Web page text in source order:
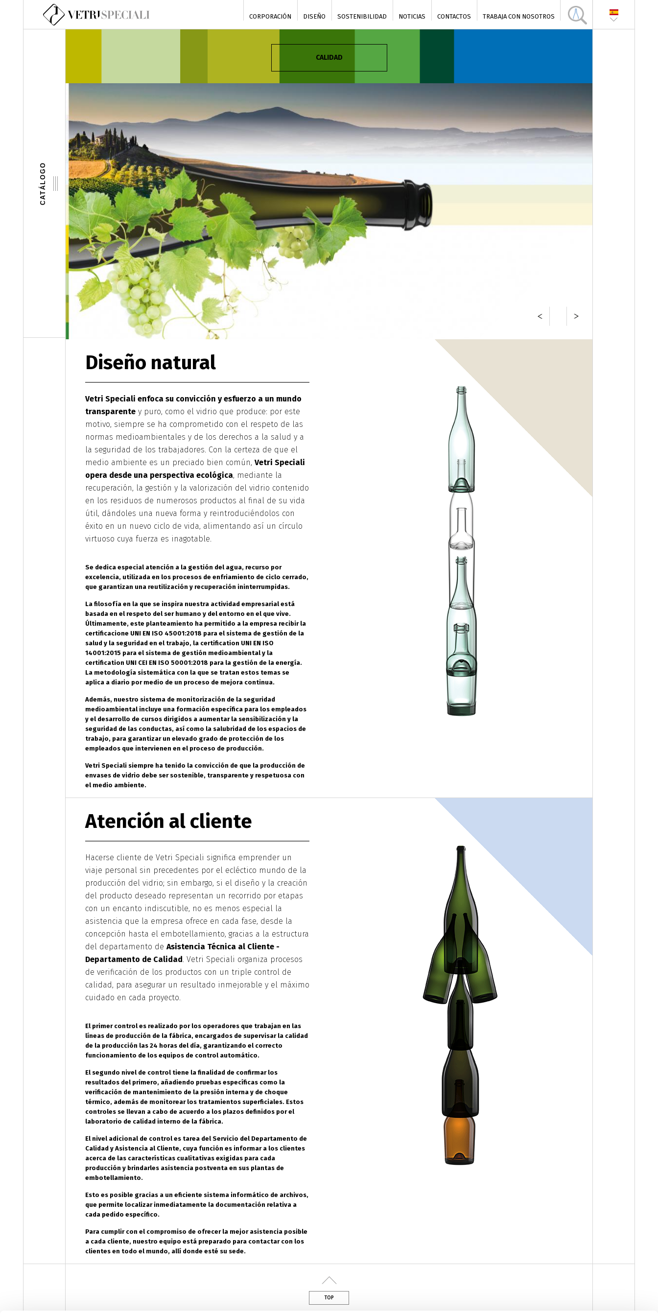
Pasar al contenido principal
CORPORACIÓN DISEÑO SOSTENIBILIDAD NOTICIAS CONTACTOS TRABAJA CON NOSOTROS
CATÁLOGO
CALIDAD
Diseño natural
Vetri Speciali enfoca su convicción y esfuerzo a un mundo
transparente y puro, como el vidrio que produce: por este
motivo, siempre se ha comprometido con el respeto de las
normas medioambientales y de los derechos a la salud y a
la seguridad de los trabajadores. Con la certeza de que el
medio ambiente es un preciado bien común, Vetri Speciali
opera desde una perspectiva ecológica, mediante la
recuperación, la gestión y la valorización del vidrio contenido
en los residuos de numerosos productos al final de su vida
útil, dándoles una nueva forma y reintroduciéndolos con
éxito en un nuevo ciclo de vida, alimentando así un círculo
virtuoso cuya fuerza es inagotable.
Se dedica especial atención a la gestión del agua, recurso por
excelencia, utilizada en los procesos de enfriamiento de ciclo cerrado,
que garantizan una reutilización y recuperación ininterrumpidas.
La filosofía en la que se inspira nuestra actividad empresarial está
basada en el respeto del ser humano y del entorno en el que vive.
Últimamente, este planteamiento ha permitido a la empresa recibir la
certificacione UNI EN ISO 45001:2018 para el sistema de gestión de la
salud y la seguridad en el trabajo, la certification UNI EN ISO
14001:2015 para el sistema de gestión medioambiental y la
certification UNI CEI EN ISO 50001:2018 para la gestión de la energía.
La metodología sistemática con la que se tratan estos temas se
aplica a diario por medio de un proceso de mejora continua.
Además, nuestro sistema de monitorización de la seguridad
medioambiental incluye una formación específica para los empleados
y el desarrollo de cursos dirigidos a aumentar la sensibilización y la
seguridad de las conductas, así como la salubridad de los espacios de
trabajo, para garantizar un elevado grado de protección de los
empleados que intervienen en el proceso de producción.
Vetri Speciali siempre ha tenido la convicción de que la producción de
envases de vidrio debe ser sostenible, transparente y respetuosa con
el medio ambiente.
Atención al cliente
Hacerse cliente de Vetri Speciali significa emprender un
viaje personal sin precedentes por el ecléctico mundo de la
producción del vidrio; sin embargo, si el diseño y la creación
del producto deseado representan un recorrido por etapas
con un encanto indiscutible, no es menos especial la
asistencia que la empresa ofrece en cada fase, desde la
concepción hasta el embotellamiento, gracias a la estructura
del departamento de Asistencia Técnica al Cliente -
Departamento de Calidad. Vetri Speciali organiza procesos
de verificación de los productos con un triple control de
calidad, para asegurar un resultado inmejorable y el máximo
cuidado en cada proyecto.
El primer control es realizado por los operadores que trabajan en las
líneas de producción de la fábrica, encargados de supervisar la calidad
de la producción las 24 horas del día, garantizando el correcto
funcionamiento de los equipos de control automático.
El segundo nivel de control tiene la finalidad de confirmar los
resultados del primero, añadiendo pruebas específicas como la
verificación de mantenimiento de la presión interna y de choque
térmico, además de monitorear los tratamientos superficiales. Estos
controles se llevan a cabo de acuerdo a los plazos definidos por el
laboratorio de calidad interno de la fábrica.
El nivel adicional de control es tarea del Servicio del Departamento de
Calidad y Asistencia al Cliente, cuya función es informar a los clientes
acerca de las características cualitativas exigidas para cada
producción y brindarles asistencia postventa en sus plantas de
embotellamiento.
Esto es posible gracias a un eficiente sistema informático de archivos,
que permite localizar inmediatamente la documentación relativa a
cada pedido específico.
Para cumplir con el compromiso de ofrecer la mejor asistencia posible
a cada cliente, nuestro equipo está preparado para contactar con los
clientes en todo el mundo, allí donde esté su sede.
TOP